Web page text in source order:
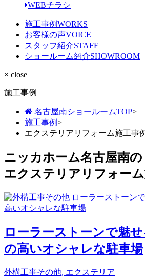
WEBチラシ
施工事例WORKS
お客様の声VOICE
スタッフ紹介STAFF
ショールーム紹介SHOWROOM
× close
施工事例
名古屋南ショールームTOP>
施工事例>
エクステリアリフォーム施工事
ニッカホーム名古屋南の
エクステリアリフォー
ローラーストーンで魅
の高いオシャレな駐車場
外構工事その他, エクステリア